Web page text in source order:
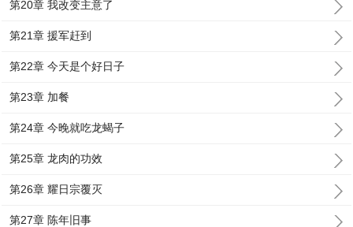
第20章 我改变主意了
第21章 援军赶到
第22章 今天是个好日子
第23章 加餐
第24章 今晚就吃龙蝎子
第25章 龙肉的功效
第26章 耀日宗覆灭
第27章 陈年旧事